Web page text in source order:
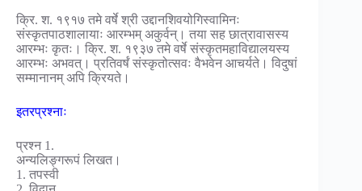
क्रि. श. १९१७ तमे वर्षे श्री उद्दानशिवयोगिस्वामिनः
संस्कृतपाठशालायाः आरम्भम् अकुर्वन्। तया सह छात्रावासस्य
आरम्भः कृतः। क्रि. श. १९३७ तमे वर्षे संस्कृतमहाविद्यालयस्य
आरम्भः अभवत्। प्रतिवर्षं संस्कृतोत्सवः वैभवेन आचर्यते। विदुषां
सम्मानानम् अपि क्रियते।
इतरप्रश्नाः
प्रश्न 1.
अन्यलिङ्गरूपं लिखत।
1. तपस्वी